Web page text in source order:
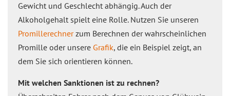
Gewicht und Geschlecht abhängig. Auch der
Alkoholgehalt spielt eine Rolle. Nutzen Sie unseren
Promillerechnerzum Berechnen der wahrscheinlichen
Promille oder unsere Grafik, die ein Beispiel zeigt, an
dem Sie sich orientieren können.
Mit welchen Sanktionen ist zu rechnen?